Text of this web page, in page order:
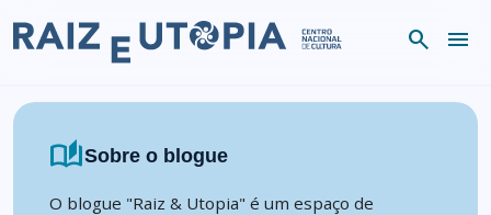
search menu
auto_storiesSobre o blogue
O blogue "Raiz & Utopia" é um espaço de